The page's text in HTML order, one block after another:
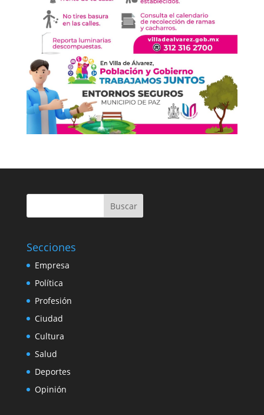
Buscar
Secciones
Empresa
Política
Profesión
Ciudad
Cultura
Salud
Deportes
Opinión